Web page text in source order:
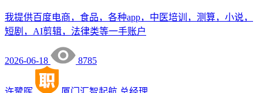
我提供百度电商，食品，各种app，中医培训，测算，小说，
短剧，AI剪辑，法律类等一手账户
2026-06-18 8785